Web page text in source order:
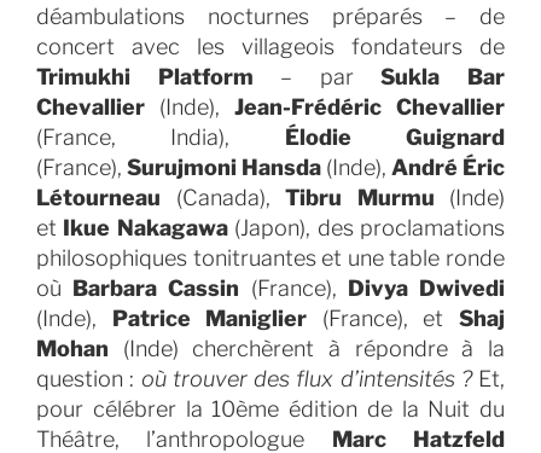
déambulations nocturnes préparés – de
concert avec les villageois fondateurs de
Trimukhi Platform – parSukla Bar
Chevallier (Inde), Jean-Frédéric Chevallier
(France, India), Élodie Guignard
(France), Surujmoni Hansda (Inde), André Éric
Létourneau (Canada), Tibru Murmu (Inde)
et Ikue Nakagawa(Japon), des proclamations
philosophiques tonitruantes et une table ronde
où Barbara Cassin (France), Divya Dwivedi
(Inde), Patrice Maniglier (France), etShaj
Mohan (Inde) cherchèrent à répondre à la
question : où trouver des flux d’intensités ?Et,
pour célébrer la 10ème édition de la Nuit du
Théâtre, l’anthropologue Marc Hatzfeld